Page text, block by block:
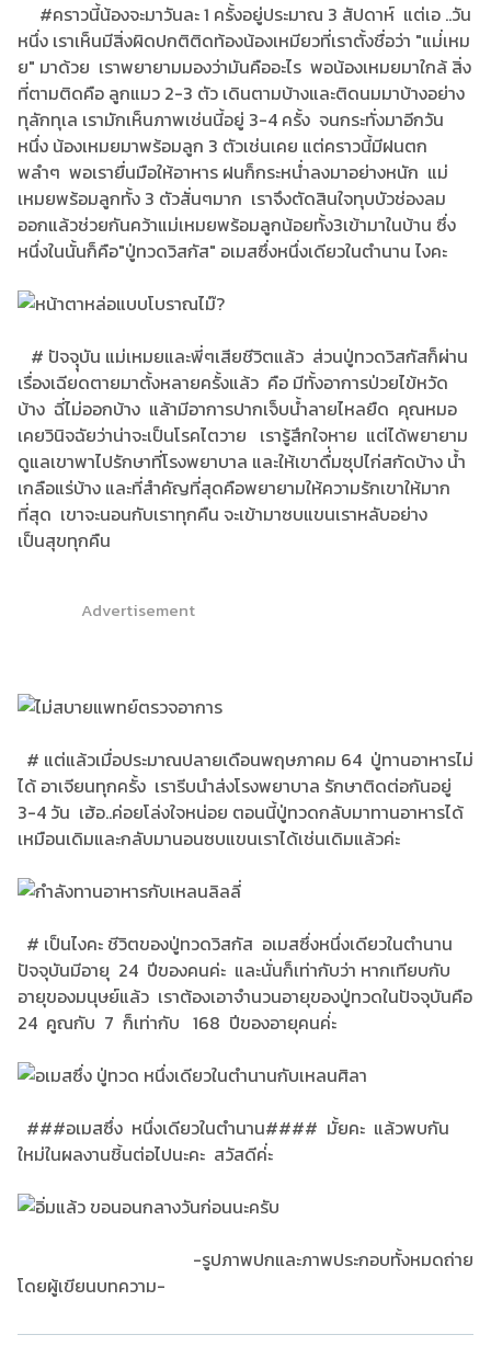
#คราวนี้น้องจะมาวันละ 1 ครั้งอยู่ประมาณ 3 สัปดาห์ แต่เอ ..วัน
หนึ่ง เราเห็นมีสิ่งผิดปกติติดท้องน้องเหมียวที่เราตั้งชื่อว่า "แม่่เหม
ย" มาด้วย เราพยายามมองว่ามันคืออะไร พอน้องเหมยมาใกล้ สิ่ง
ที่ตามติดคือ ลูกแมว 2-3 ตัว เดินตามบ้างและติดนมมาบ้างอย่าง
ทุลักทุเล เรามักเห็นภาพเช่นนี้อยู่ 3-4 ครั้ง จนกระทั่งมาอีกวัน
หนึ่ง น้องเหมยมาพร้อมลูก 3 ตัวเช่นเคย แต่คราวนี้มีฝนตก
พลำๆ พอเรายื่นมือให้อาหาร ฝนก็กระหน่ำลงมาอย่างหนัก แม่
เหมยพร้อมลูกทั้ง 3 ตัวสั่นๆมาก เราจึงตัดสินใจทุบบัวช่องลม
ออกแล้วช่วยกันคว้าแม่เหมยพร้อมลูกน้อยทั้ง3เข้ามาในบ้าน ซึ่ง
หนึ่งในนั้นก็คือ"ปู่ทวดวิสกัส" อเมสซึ่งหนึ่งเดียวในตำนาน ไงคะ
# ปัจจุุบัน แม่เหมยและพี่ๆเสียชีวิตแล้ว ส่วนปู่ทวดวิสกัสก็ผ่าน
เรื่องเฉียดตายมาตั้งหลายครั้งแล้ว คือ มีทั้งอาการป่วยไข้หวัด
บ้าง ฉี่ไม่ออกบ้าง แล้ามีอาการปากเจ็บน้ำลายไหลยืด คุณหมอ
เคยวินิจฉัยว่าน่าจะเป็นโรคไตวาย เรารู้สึกใจหาย แต่ได้พยายาม
ดูแลเขาพาไปรักษาที่โรงพยาบาล และให้เขาดื่่มซุปไก่สกัดบ้าง น้ำ
เกลือแร่บ้าง และที่สำคัญที่สุดคือพยายามให้ความรักเขาให้มาก
ที่สุด เขาจะนอนกับเราทุกคืน จะเข้ามาซบแขนเราหลับอย่าง
เป็นสุขทุกคืน
Advertisement
# แต่แล้วเมื่อประมาณปลายเดือนพฤษภาคม 64 ปู่ทานอาหารไม่
ได้ อาเจียนทุกครั้ง เรารีบนำส่งโรงพยาบาล รักษาติดต่อกันอยู่
3-4 วัน เฮ้อ..ค่อยโล่งใจหน่อย ตอนนี้ปู่ทวดกลับมาทานอาหารได้
เหมือนเดิมและกลับมานอนซบแขนเราได้เช่นเดิมแล้วค่ะ
# เป็นไงคะ ชีวิตของปู่ทวดวิสกัส อเมสซึ่งหนึ่งเดียวในตำนาน
ปัจจุบันมีอายุ 24 ปีของคนค่ะ และนั่นก็เท่ากับว่า หากเทียบกับ
อายุของมนุษย์แล้ว เราต้องเอาจำนวนอายุของปู่ทวดในปัจจุบันคือ
24 คูณกับ 7 ก็เท่ากับ 168 ปีของอายุคนค่่ะ
###อเมสซึ่ง หนึ่งเดียวในตำนาน#### มั้ยคะ แล้วพบกัน
ใหม่ในผลงานชิ้นต่อไปนะคะ สวัสดีค่่ะ
-รูปภาพปกและภาพประกอบทั้งหมดถ่าย
โดยผู้เขียนบทความ-